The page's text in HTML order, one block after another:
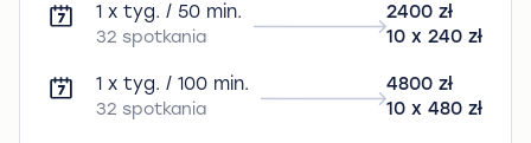
1 x tyg. / 50 min.
32 spotkania
2400 zł
10 x 240 zł
1 x tyg. / 100 min.
32 spotkania
4800 zł
10 x 480 zł